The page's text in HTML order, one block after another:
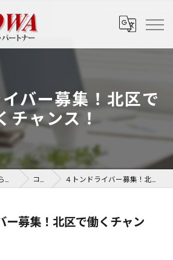
バー募集！北区で
チャンス！
コラム ４トンドライバー募集！北区で働くチャンス！
ー募集！北区で働くチャン